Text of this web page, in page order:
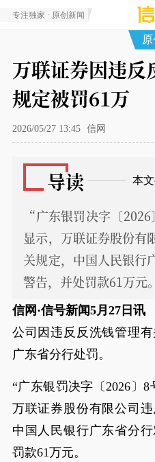
专注独家 · 原创新闻
原
万联证券因违反
规定被罚61万
2026/05/27 13:45 信网
导读 本
“广东银罚决字〔
显示，万联证券股份有
关规定，中国人民银行
警告，并处罚款61万元。
信网·信号新闻5月27日讯
公司因违反反洗钱管理
广东省分行处罚。
“广东银罚决字〔2026〕8
万联证券股份有限公司
中国人民银行广东省分
罚款61万元。